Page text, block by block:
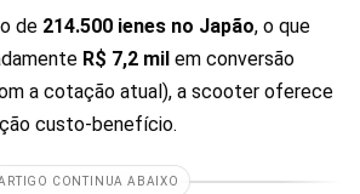
de 214.500 ienes no Japão, o que
R$ 7,2 mil em conversão
a cotação atual), a scooter oferece
custo-benefício.
CONTINUA ABAIXO